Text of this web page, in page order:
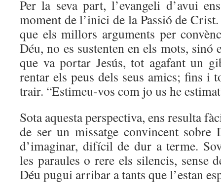
Per la seva part, l’evangeli d’avui
moment de l’inici de la Passió de
que els millors arguments per
Déu, no es sustenten en els mots, sinó
que va portar Jesús, tot agafant un
rentar els peus dels seus amics; fins i
trair. “Estimeu-vos com jo us he
Sota aquesta perspectiva, ens resulta
de ser un missatge convincent sobre
d’imaginar, difícil de dur a terme.
les paraules o rere els silencis, sense
Déu pugui arribar a tants que l’estan